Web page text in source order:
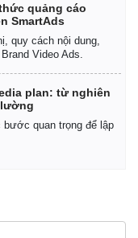
phê
quảng cáo
SmartAds
quy cách nội dung,
Video Ads.
plan: từ nghiên
quan trọng để lập